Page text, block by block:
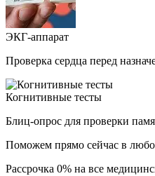
ЭКГ-аппарат
Проверка сердца перед
Когнитивные тесты
Блиц-опрос для проверки
Поможем прямо сейчас в
Рассрочка 0% на все